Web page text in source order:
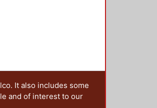
It also includes some
and of interest to our